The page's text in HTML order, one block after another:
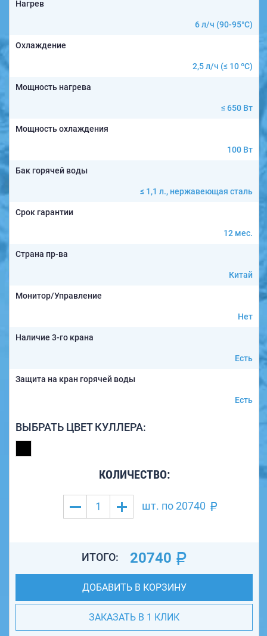
Нагрев
6 л/ч (90-95°C)
Охлаждение
2,5 л/ч (≤ 10 ºС)
Мощность нагрева
≤ 650 Вт
Мощность охлаждения
100 Вт
Бак горячей воды
≤ 1,1 л., нержавеющая сталь
Срок гарантии
12 мес.
Страна пр-ва
Китай
Монитор/Управление
Нет
Наличие 3-го крана
Есть
Защита на кран горячей воды
Есть
ВЫБРАТЬ ЦВЕТ КУЛЛЕРА:
КОЛИЧЕСТВО:
шт. по20740
ИТОГО: 20740
ДОБАВИТЬ В КОРЗИНУ
ЗАКАЗАТЬ В 1 КЛИК